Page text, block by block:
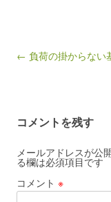
Post navigation
← 負荷の掛からない
コメントを残す
メールアドレスが公
る欄は必須項目です
コメント ※